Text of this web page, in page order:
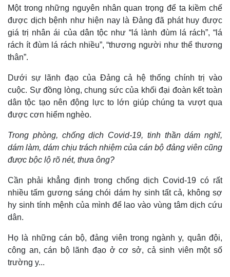
Cuộc sống đó đây
Hồ sơ
Ảnh
E-Magazine
Infographic
Một trong những nguyên nhân quan trọng để ta kiềm chế
được dịch bệnh như hiện nay là Đảng đã phát huy được
giá trị nhân ái của dân tộc như “lá lành đùm lá rách”, “lá
rách ít đùm lá rách nhiều”, “thương người như thể thương
thân”.
Dưới sự lãnh đạo của Đảng cả hệ thống chính trị vào
cuộc. Sự đồng lòng, chung sức của khối đại đoàn kết toàn
dân tộc tạo nên động lực to lớn giúp chúng ta vượt qua
được cơn hiểm nghèo.
Trong phòng, chống dịch Covid-19, tinh thần dám nghĩ,
dám làm, dám chịu trách nhiệm của cán bộ đảng viên cũng
được bộc lộ rõ nét, thưa ông?
Cần phải khẳng định trong chống dịch Covid-19 có rất
nhiều tấm gương sáng chói dám hy sinh tất cả, không sợ
hy sinh tính mệnh của mình để lao vào vùng tâm dịch cứu
dân.
Họ là những cán bộ, đảng viên trong ngành y, quân đội,
công an, cán bộ lãnh đạo ở cơ sở, cả sinh viên một số
trường y...